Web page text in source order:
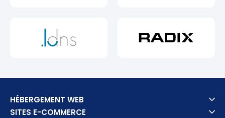
HÉBERGEMENT WEB
SITES E-COMMERCE